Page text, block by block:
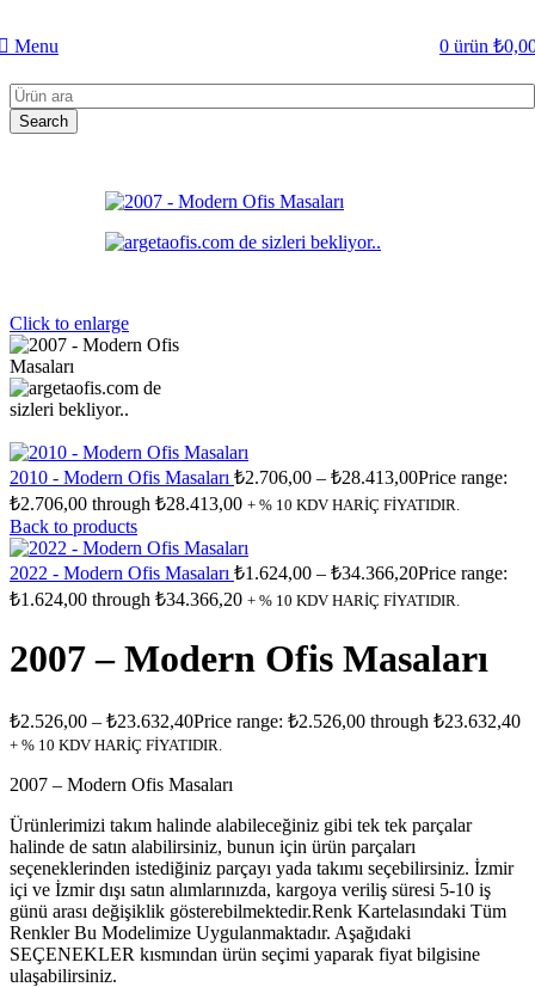
Menu 0 ürün ₺
Search
Click to enlarge
2010 - Modern Ofis Masaları ₺2.706,00 – ₺28.413,00Price range:
₺2.706,00 through ₺28.413,00 + % 10 KDV HARİÇ FİYATIDIR.
Back to products
2022 - Modern Ofis Masaları ₺1.624,00 – ₺34.366,20Price range:
₺1.624,00 through ₺34.366,20 + % 10 KDV HARİÇ FİYATIDIR.
2007 – Modern Ofis Masaları
₺2.526,00 – ₺23.632,40Price range: ₺2.526,00 through ₺23.632,40
+ % 10 KDV HARİÇ FİYATIDIR.
2007 – Modern Ofis Masaları
Ürünlerimizi takım halinde alabileceğiniz gibi tek tek parçalar
halinde de satın alabilirsiniz, bunun için ürün parçaları
seçeneklerinden istediğiniz parçayı yada takımı seçebilirsiniz. İzmir
içi ve İzmir dışı satın alımlarınızda, kargoya veriliş süresi 5-10 iş
günü arası değişiklik gösterebilmektedir.Renk Kartelasındaki Tüm
Renkler Bu Modelimize Uygulanmaktadır. Aşağıdaki
SEÇENEKLER kısmından ürün seçimi yaparak fiyat bilgisine
ulaşabilirsiniz.